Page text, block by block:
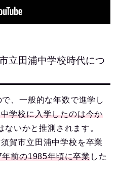
立田浦中学校時代につ
、一般的な年数で進学し
学校に入学したのは今か
ないかと推測されます。
賀市立田浦中学校を卒業
年前の1985年頃に卒業した